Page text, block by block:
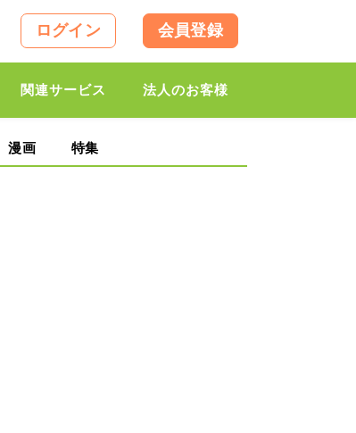
ログイン 会員登録
関連サービス 法人のお客様
漫画 特集